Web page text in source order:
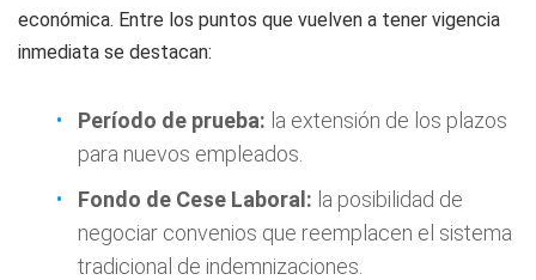
económica. Entre los puntos que vuelven a tener vigencia
inmediata se destacan:
Período de prueba: la extensión de los plazos
para nuevos empleados.
Fondo de Cese Laboral: la posibilidad de
negociar convenios que reemplacen el sistema
tradicional de indemnizaciones.